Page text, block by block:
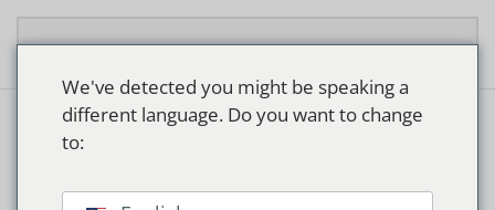
TRAPPENHUIZEN
We've detected you might be speaking a
different language. Do you want to change
to: